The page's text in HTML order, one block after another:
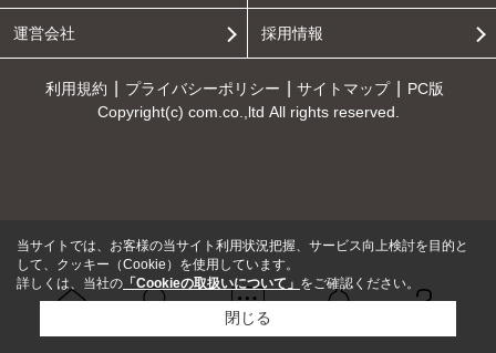
問い合せ
運営会社 採用情報
利用規約 プライバシーポリシー サイトマップ
PC版
Copyright(c) com.co.,ltd All rights reserved.
当サイトでは、お客様の当サイト利用状況把握、サービス向上検討を目的と
して、クッキー（Cookie）を使用しています。
詳しくは、当社の 「Cookieの取扱いについて」 をご確認ください。
閉じる